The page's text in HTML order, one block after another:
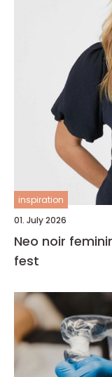
inspiration
01. July 2026
Neo noir feminine favoritter til hverdags og
fest